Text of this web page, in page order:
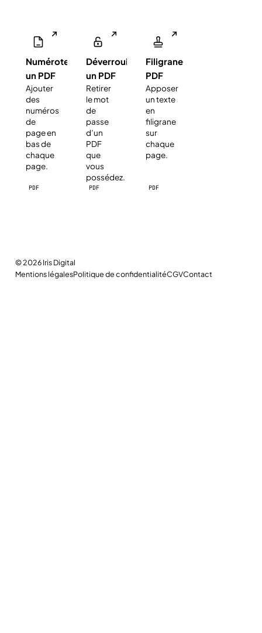
Numéroter
un PDF
Ajouter
des
numéros
de
page en
bas de
chaque
page.
PDF
Déverrouiller
un PDF
Retirer
le mot
de
passe
d’un
PDF
que
vous
possédez.
PDF
Filigrane
PDF
Apposer
un texte
en
filigrane
sur
chaque
page.
PDF
© 2026Iris Digital
Mentions légalesPolitique de confidentialitéCGVContact